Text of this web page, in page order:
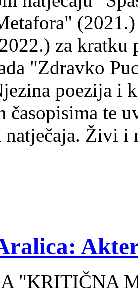
za kratku
"Zdravko
poezija i
časopisima te
Živi i
"KRITIČNA